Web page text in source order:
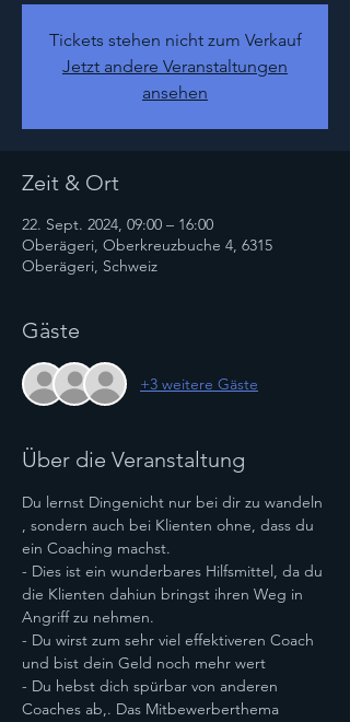
Tickets stehen nicht zum Verkauf
Jetzt andere Veranstaltungen
ansehen
Zeit & Ort
22. Sept. 2024, 09:00 – 16:00
Oberägeri, Oberkreuzbuche 4, 6315
Oberägeri, Schweiz
Gäste
+3 weitere Gäste
Über die Veranstaltung
Du lernst Dingenicht nur bei dir zu wandeln
, sondern auch bei Klienten ohne, dass du
ein Coaching machst.
- Dies ist ein wunderbares Hilfsmittel, da du
die Klienten dahiun bringst ihren Weg in
Angriff zu nehmen.
- Du wirst zum sehr viel effektiveren Coach
und bist dein Geld noch mehr wert
- Du hebst dich spürbar von anderen
Coaches ab,. Das Mitbewerberthema